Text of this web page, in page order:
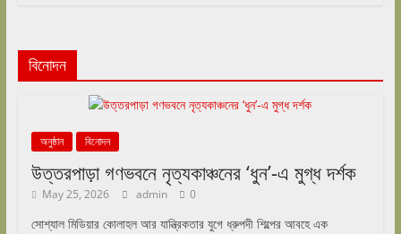
বিনোদন
অনুষ্ঠান বিনোদন
উত্তরপাড়া গণভবনে নৃত্যকাঞ্চনের ‘ধুন’-এ মুগ্ধ দর্শক
May 25, 2026 admin 0
সোশ্যাল মিডিয়ার কোলাহল আর যান্ত্রিকতার যুগে ধ্রুপদী শিল্পের আবহে এক